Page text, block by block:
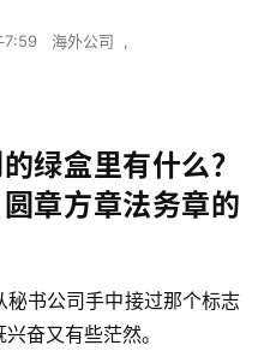
7:59 海外公司
,
绿盒里有什么？
章方章法务章的
秘书公司手中接过那个标志
奋又有些茫然。